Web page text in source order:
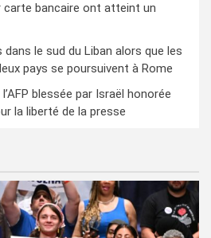
carte bancaire ont atteint un
le sud du Liban alors que les
pays se poursuivent à Rome
blessée par Israël honorée
la liberté de la presse